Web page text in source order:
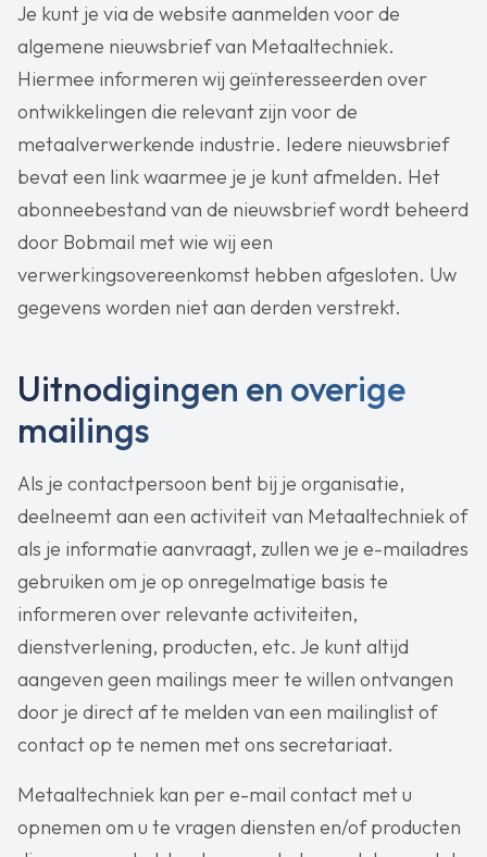
Je kunt je via de website aanmelden voor de
algemene nieuwsbrief van Metaaltechniek.
Hiermee informeren wij geïnteresseerden over
ontwikkelingen die relevant zijn voor de
metaalverwerkende industrie. Iedere nieuwsbrief
bevat een link waarmee je je kunt afmelden. Het
abonneebestand van de nieuwsbrief wordt beheerd
door Bobmail met wie wij een
verwerkingsovereenkomst hebben afgesloten. Uw
gegevens worden niet aan derden verstrekt.
Uitnodigingen en overige
mailings
Als je contactpersoon bent bij je organisatie,
deelneemt aan een activiteit van Metaaltechniek of
als je informatie aanvraagt, zullen we je e-mailadres
gebruiken om je op onregelmatige basis te
informeren over relevante activiteiten,
dienstverlening, producten, etc. Je kunt altijd
aangeven geen mailings meer te willen ontvangen
door je direct af te melden van een mailinglist of
contact op te nemen met ons secretariaat.
Metaaltechniek kan per e-mail contact met u
opnemen om u te vragen diensten en/of producten